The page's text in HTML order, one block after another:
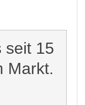
seit 15
Markt.